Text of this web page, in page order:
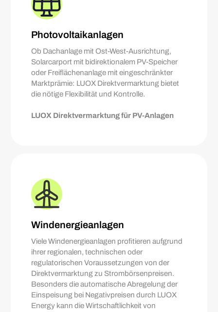
Photovoltaikanlagen
Ob Dachanlage mit Ost-West-Ausrichtung,
Solarcarport mit bidirektionalem PV-Speicher
oder Freiflächenanlage mit eingeschränkter
Marktprämie: LUOX Direktvermarktung bietet
die nötige Flexibilität und Kontrolle.
LUOX Direktvermarktung für PV-Anlagen
Windenergieanlagen
Viele Windenergieanlagen profitieren aufgrund
ihrer regionalen, technischen oder
regulatorischen Voraussetzungen von der
Direktvermarktung zu Strombörsenpreisen.
Besonders die automatische Abregelung der
Einspeisung bei Negativpreisen durch LUOX
Energy kann die Wirtschaftlichkeit von